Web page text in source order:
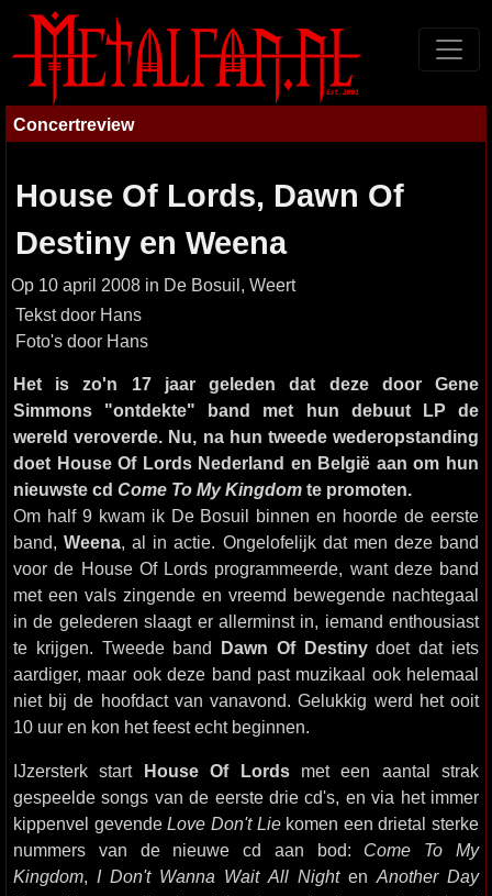
Concertreview
House Of Lords, Dawn Of
Destiny en Weena
Op 10 april 2008 in De Bosuil, Weert
Tekst door Hans
Foto's door Hans
Het is zo'n 17 jaar geleden dat deze door Gene
Simmons "ontdekte" band met hun debuut LP de
wereld veroverde. Nu, na hun tweede wederopstanding
doet House Of Lords Nederland en België aan om hun
nieuwste cd Come To My Kingdom te promoten.
Om half 9 kwam ik De Bosuil binnen en hoorde de eerste
band,Weena, al in actie. Ongelofelijk dat men deze band
voor de House Of Lords programmeerde, want deze band
met een vals zingende en vreemd bewegende nachtegaal
in de gelederen slaagt er allerminst in, iemand enthousiast
te krijgen. Tweede band Dawn Of Destinydoet dat iets
aardiger, maar ook deze band past muzikaal ook helemaal
niet bij de hoofdact van vanavond. Gelukkig werd het ooit
10 uur en kon het feest echt beginnen.
IJzersterk start House Of Lordsmet een aantal strak
gespeelde songs van de eerste drie cd's, en via het immer
kippenvel gevendeLove Don't Liekomen een drietal sterke
nummers van de nieuwe cd aan bod: Come To My
Kingdom, I Don't Wanna Wait All Nighten Another Day